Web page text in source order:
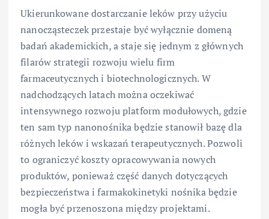
Ukierunkowane dostarczanie leków przy użyciu
nanocząsteczek przestaje być wyłącznie domeną
badań akademickich, a staje się jednym z głównych
filarów strategii rozwoju wielu firm
farmaceutycznych i biotechnologicznych. W
nadchodzących latach można oczekiwać
intensywnego rozwoju platform modułowych, gdzie
ten sam typ nanonośnika będzie stanowił bazę dla
różnych leków i wskazań terapeutycznych. Pozwoli
to ograniczyć koszty opracowywania nowych
produktów, ponieważ część danych dotyczących
bezpieczeństwa i farmakokinetyki nośnika będzie
mogła być przenoszona między projektami.